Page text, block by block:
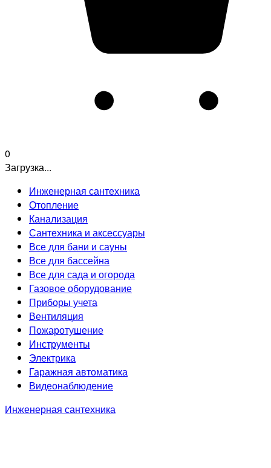
0
Загрузка...
Инженерная сантехника
Отопление
Канализация
Сантехника и аксессуары
Все для бани и сауны
Все для бассейна
Все для сада и огорода
Газовое оборудование
Приборы учета
Вентиляция
Пожаротушение
Инструменты
Электрика
Гаражная автоматика
Видеонаблюдение
Инженерная сантехника